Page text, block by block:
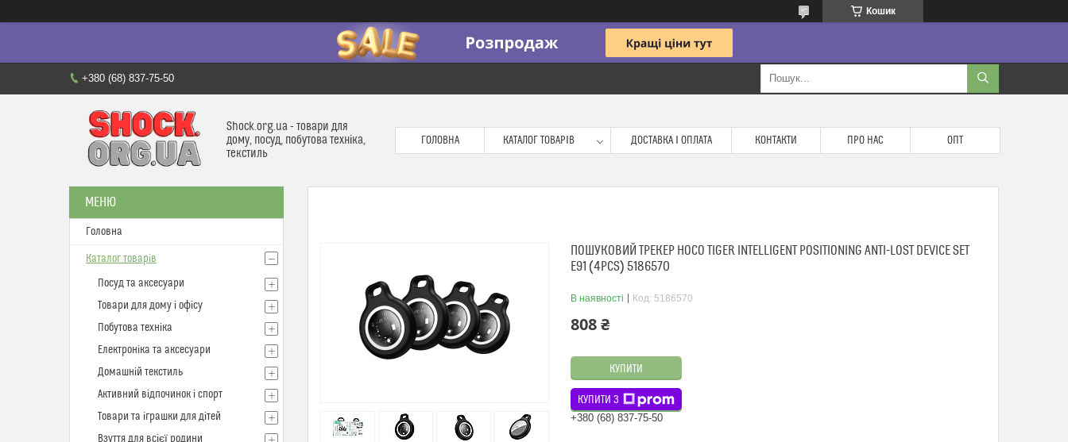
Кошик
+380 (68) 837-75-50
Shock.org.ua - товари для
дому, посуд, побутова техніка,
текстиль
ГОЛОВНА КАТАЛОГ ТОВАРІВ ДОСТАВКА І ОПЛАТА КОНТАКТИ ПРО НАС ОПТ
ПОШУКОВИЙ ТРЕКЕР HOCO TIGER INTELLIGENT POSITIONING ANTI-LOST DEVICE SET
E91 (4PCS) 5186570
В наявності Код: 5186570
808 ₴
КУПИТИ
КУПИТИ З
+380 (68) 837-75-50
Головна
Каталог товарів
Посуд та аксесуари
Товари для дому і офісу
Побутова техніка
Електроніка та аксесуари
Домашній текстиль
Активний відпочинок і спорт
Товари та іграшки для дітей
Взуття для всієї родини